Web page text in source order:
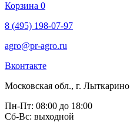
Корзина 0
8 (495) 198-07-97
agro@pr-agro.ru
Вконтакте
Московская обл., г. Лыткарино
Пн-Пт: 08:00 до 18:00
Сб-Вс: выходной